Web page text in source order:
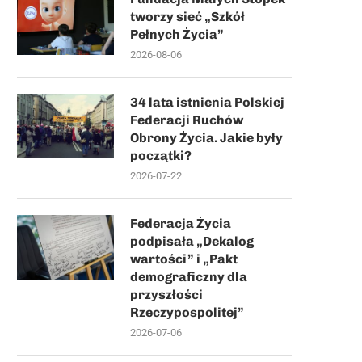
tworzy sieć „Szkół
Pełnych Życia”
2026-08-06
34 lata istnienia Polskiej
Federacji Ruchów
Obrony Życia. Jakie były
początki?
2026-07-22
Federacja Życia
podpisała „Dekalog
wartości” i „Pakt
demograficzny dla
przyszłości
Rzeczypospolitej”
2026-07-06